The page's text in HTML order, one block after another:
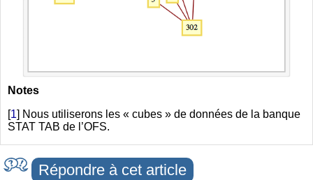
Notes
[1] Nous utiliserons les « cubes » de données de la banque
STAT TAB de l’OFS.
Répondre à cet article